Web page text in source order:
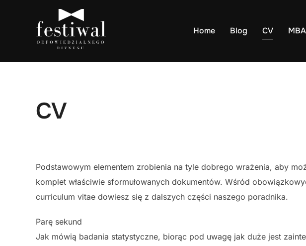
Home Blog CV MBA
CV
Podstawowym elementem zrobienia na tyle dobrego wrażenia, aby
komplet właściwie sformułowanych dokumentów. Wśród
curriculum vitae dowiesz się z dalszych części naszego poradnika.
Parę sekund
Jak mówią badania statystyczne, biorąc pod uwagę jak duże jest